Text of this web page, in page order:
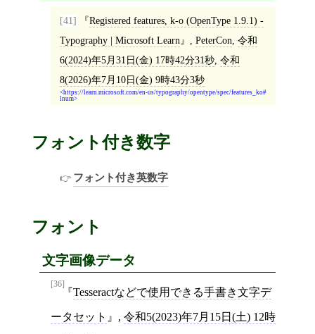
[41]
Registered features, k-o (OpenType 1.9.1) -
Typography | Microsoft Learn
PeterCon 令和
6(2024)年5月31日(金) 17時42分31秒, 令和
8(2026)年7月10日(金) 9時43分3秒
https://learn.microsoft.com/en-us/typography/opentype/spec/features_ko#
lnum
フォント付き数字
フォント付き英数字
フォント
文字画像データ
[36]
Tesseractなどで使用できる手書き文字デ
ータセット , 令和5(2023)年7月15日(土) 12時